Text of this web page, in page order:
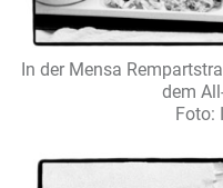
In der Mensa
dem
Foto: